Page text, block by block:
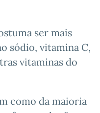
ser mais
sódio, vitamina C,
vitaminas do
como da maioria